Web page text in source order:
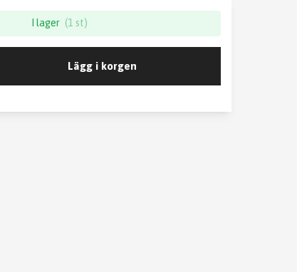
I lager (1 st)
Lägg i korgen